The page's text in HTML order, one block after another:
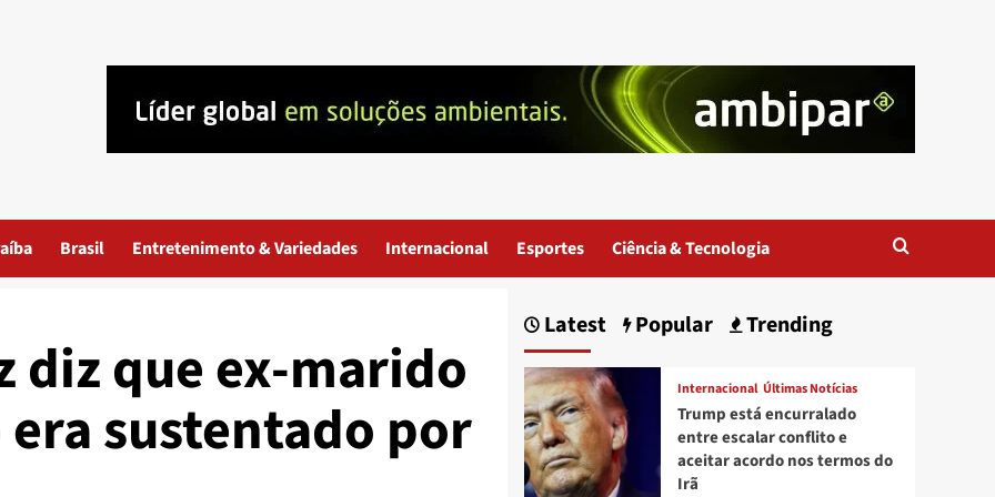
Brasil Entretenimento & Variedades Internacional Esportes Ciência & Tecnologia
diz que ex-marido
sustentado por
Latest Popular Trending
Internacional Últimas Notícias
Trump está encurralado
entre escalar conflito e
aceitar acordo nos termos do
Irã